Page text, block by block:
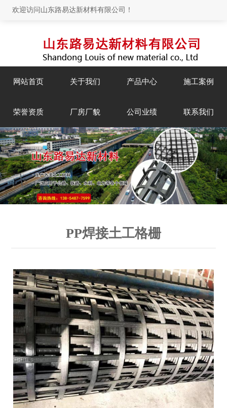
欢迎访问山东路易达新材料有限公司！
网站首页 关于我们 产品中心 施工案例
荣誉资质 厂房厂貌 公司业绩 联系我们
PP焊接土工格栅